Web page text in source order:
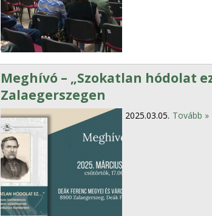
Meghívó – „Szokatlan hódolat
Zalaegerszegen
2025.03.05. Tovább »